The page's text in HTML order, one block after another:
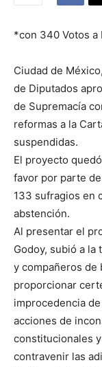
*con 340 Votos a
Ciudad de
de Diputados
de Supremacía
reformas a la
suspendidas.
El proyecto
favor por parte
133 sufragios en
abstención.
Al presentar el
Godoy, subió a la
y compañeros de
proporcionar
improcedencia
acciones de
constitucionales
contravenir las